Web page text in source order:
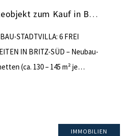
Zinshaus/Renditeobjekt zum Kauf in Berlin (nicht mehr verfügbar)
STADTVILLA: 6 FREI
IN BRITZ-SÜD – Neubau-
(ca. 130 – 145 m² je
Konzept (Licht, Heizung,
Eingangsbereich mit einemIMMOBILIEN